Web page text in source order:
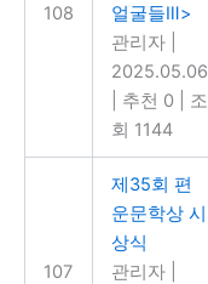
108
얼굴들Ⅲ>
관리자
2025.05.06
추천 0
조
회 1144
107
제35회 편
운문학상 시
상식
관리자